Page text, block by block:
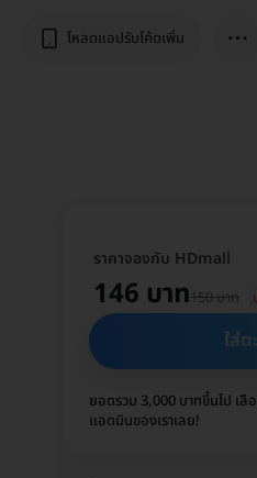
โหลดแอปรับโค้ดเพิ่ม ⋯
ราคาจองกับ HDmall
146 บาท150 บาท
ใส่ต
ยอดรวม 3,000 บาทขึ้นไป เ
แอดมินของเราเลย!